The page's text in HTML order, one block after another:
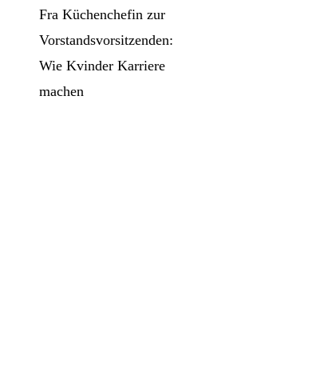
Fra Küchenchefin zur
Vorstandsvorsitzenden:
Wie Kvinder Karriere
machen